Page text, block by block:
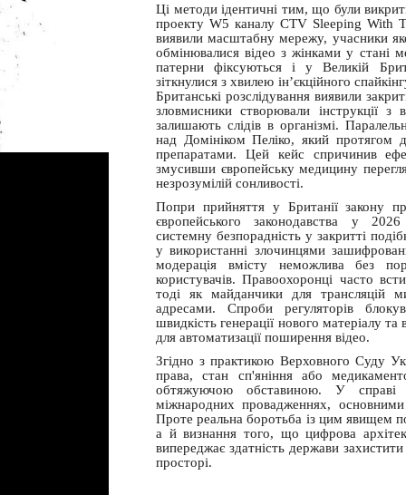
Ці методи ідентичні тим, що були
проекту W5 каналу CTV Sleeping With
виявили масштабну мережу, учасники
обмінювалися відео з жінками у стані
патерни фіксуються і у Великій
зіткнулися з хвилею ін’єкційного
Британські розслідування виявили
зловмисники створювали інструкції з
залишають слідів в організмі.
над Домініком Пеліко, який протягом
препаратами. Цей кейс спричинив
змусивши європейську медицину
незрозумілій сонливості.
Попри прийняття у Британії закону
європейського законодавства у
системну безпорадність у закритті
у використанні злочинцями
модерація вмісту неможлива без
користувачів. Правоохоронці часто
тоді як майданчики для трансляцій
адресами. Спроби регуляторів
швидкість генерації нового матеріалу
для автоматизації поширення відео.
Згідно з практикою Верховного Суду
права, стан сп'яніння або
обтяжуючою обставиною. У справі
міжнародних провадженнях,
Проте реальна боротьба із цим явищем
а й визнання того, що цифрова
випереджає здатність держави
просторі.